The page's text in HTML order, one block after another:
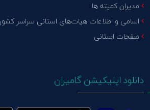
مدیران کمیته ها
اسامی و اطلاعات هیات‌های استانی سراسر کشور
صفحات استانی
دانلود اپلیکیشن گامیران